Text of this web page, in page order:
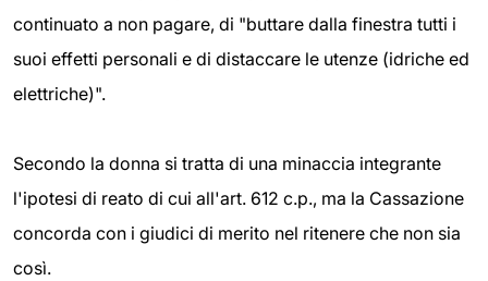
continuato a non pagare, di "buttare dalla finestra tutti i
suoi effetti personali e di distaccare le utenze (idriche ed
elettriche)".
Secondo la donna si tratta di una minaccia integrante
l'ipotesi di reato di cui all'art. 612 c.p., ma la Cassazione
concorda con i giudici di merito nel ritenere che non sia
così.